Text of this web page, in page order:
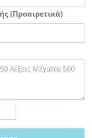
(Προαιρετικά)